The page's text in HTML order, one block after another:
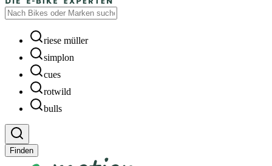
riese müller
simplon
cues
rotwild
bulls
Finden